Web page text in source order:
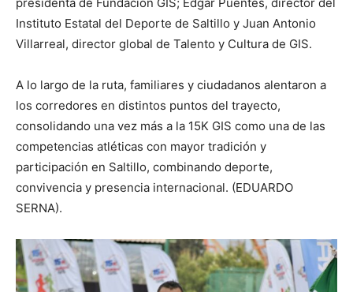
Instituto Estatal del Deporte de Saltillo y Juan Antonio
Villarreal, director global de Talento y Cultura de GIS.
A lo largo de la ruta, familiares y ciudadanos alentaron a
los corredores en distintos puntos del trayecto,
consolidando una vez más a la 15K GIS como una de las
competencias atléticas con mayor tradición y
participación en Saltillo, combinando deporte,
convivencia y presencia internacional. (EDUARDO
SERNA).